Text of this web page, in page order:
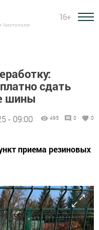
Чистополя
16+
сдать
шины
- 09:00 495 0 0
приема резиновых